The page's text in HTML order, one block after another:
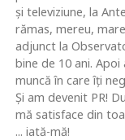
şi televiziune, la
rămas, mereu,
adjunct la
bine de 10 ani.
muncă în care îţi
Şi am devenit PR!
mă satisface din
... iată-mă!